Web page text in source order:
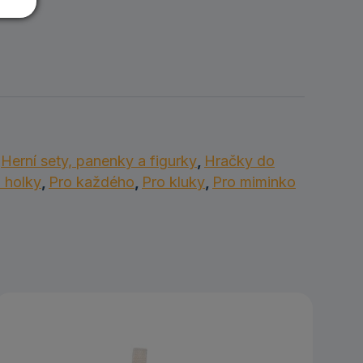
Herní sety, panenky a figurky Hračky do
holky Pro každého Pro kluky Pro miminko